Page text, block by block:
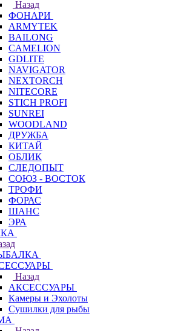
Назад
ФОНАРИ
ARMYTEK
BAILONG
CAMELION
GDLITE
NAVIGATOR
NEXTORCH
NITECORE
STICH PROFI
SUNREI
WOODLAND
ДРУЖБА
КИТАЙ
ОБЛИК
СЛЕДОПЫТ
СОЮЗ - ВОСТОК
ТРОФИ
ФОРАС
ШАНС
ЭРА
Назад
АКСЕССУАРЫ
Камеры и Эхолоты
Сушилки для рыбы